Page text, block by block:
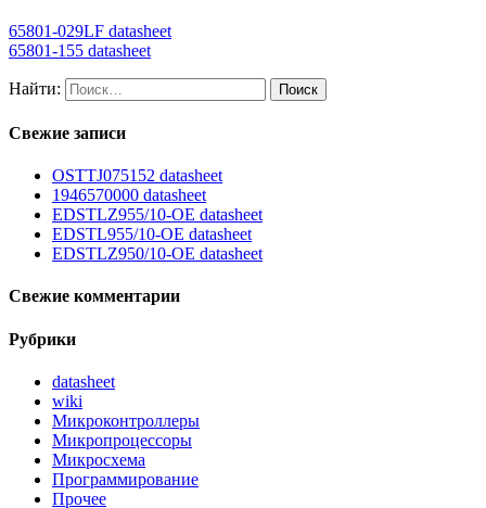
65801-029LF datasheet
65801-155 datasheet
Найти:
Свежие записи
OSTTJ075152 datasheet
1946570000 datasheet
EDSTLZ955/10-OE datasheet
EDSTL955/10-OE datasheet
EDSTLZ950/10-OE datasheet
Свежие комментарии
Рубрики
datasheet
wiki
Микроконтроллеры
Микропроцессоры
Микросхема
Программирование
Прочее